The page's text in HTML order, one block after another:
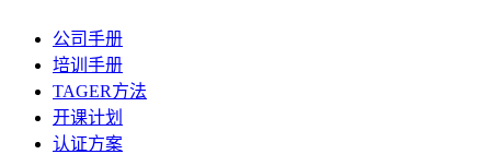
公司手册
培训手册
TAGER方法
开课计划
认证方案